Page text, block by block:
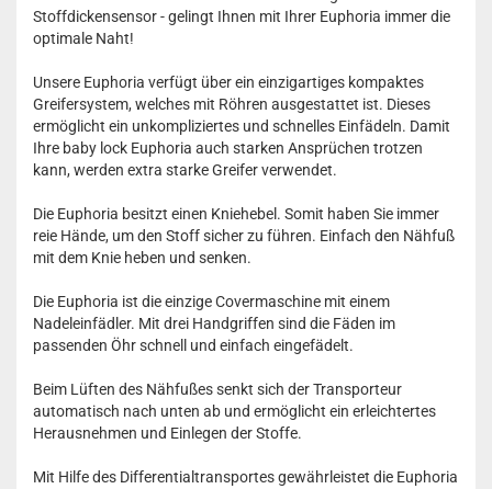
Stoffdickensensor - gelingt Ihnen mit Ihrer Euphoria immer die
optimale Naht!
Unsere Euphoria verfügt über ein einzigartiges kompaktes
Greifersystem, welches mit Röhren ausgestattet ist. Dieses
ermöglicht ein unkompliziertes und schnelles Einfädeln. Damit
Ihre baby lock Euphoria auch starken Ansprüchen trotzen
kann, werden extra starke Greifer verwendet.
Die Euphoria besitzt einen Kniehebel. Somit haben Sie immer
reie Hände, um den Stoff sicher zu führen. Einfach den Nähfuß
mit dem Knie heben und senken.
Die Euphoria ist die einzige Covermaschine mit einem
Nadeleinfädler. Mit drei Handgriffen sind die Fäden im
passenden Öhr schnell und einfach eingefädelt.
Beim Lüften des Nähfußes senkt sich der Transporteur
automatisch nach unten ab und ermöglicht ein erleichtertes
Herausnehmen und Einlegen der Stoffe.
Mit Hilfe des Differentialtransportes gewährleistet die Euphoria